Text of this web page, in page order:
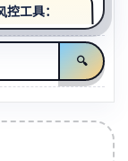
Scandroid
王有有
工具：
打包发货风
注留言、
放等功能。
🔍